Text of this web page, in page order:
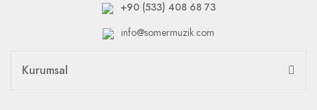
+90 (533) 408 68 73
info@somermuzik.com
Kurumsal